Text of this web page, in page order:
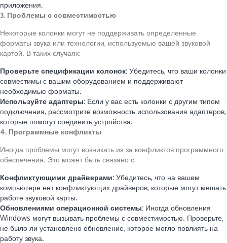
приложения.
3. Проблемы с совместимостью
Некоторые колонки могут не поддерживать определенные
форматы звука или технологии, используемые вашей звуковой
картой. В таких случаях:
Проверьте спецификации колонок: Убедитесь, что ваши колонки
совместимы с вашим оборудованием и поддерживают
необходимые форматы.
Используйте адаптеры: Если у вас есть колонки с другим типом
подключения, рассмотрите возможность использования адаптеров,
которые помогут соединить устройства.
4. Программные конфликты
Иногда проблемы могут возникать из-за конфликтов программного
обеспечения. Это может быть связано с:
Конфликтующими драйверами: Убедитесь, что на вашем
компьютере нет конфликтующих драйверов, которые могут мешать
работе звуковой карты.
Обновлениями операционной системы: Иногда обновления
Windows могут вызывать проблемы с совместимостью. Проверьте,
не было ли установлено обновление, которое могло повлиять на
работу звука.